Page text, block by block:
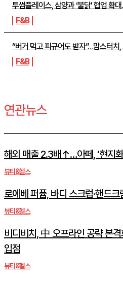
투썸플레이스, 삼양과 ‘불닭’ 협업 확
F&B
“버거 먹고 피규어도 받자”…맘스터치
F&B
연관뉴스
해외 매출 2.3배↑…아떼, ‘현지
뷰티&헬스
로에베 퍼퓸, 바디 스크럽·핸드
뷰티&헬스
비디비치, 中 오프라인 공략 본
입점
뷰티&헬스